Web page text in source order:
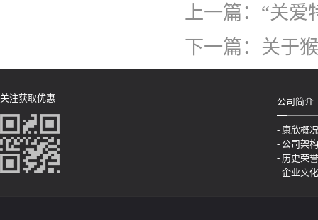
上一篇： “关爱
下一篇： 关于
关注获取优惠 公司简介
- 康欣概况
- 公司架构
- 历史荣誉
- 企业文化